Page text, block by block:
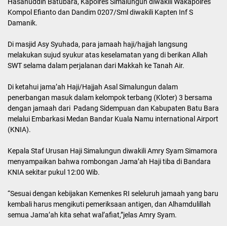
Kompol Efianto dan Dandim 0207/Sml diwakili Kapten Inf S
Damanik.
Di masjid Asy Syuhada, para jamaah haji/hajjah langsung
melakukan sujud syukur atas keselamatan yang di berikan Allah
SWT selama dalam perjalanan dari Makkah ke Tanah Air.
Di ketahui jama’ah Haji/Hajjah Asal Simalungun dalam
penerbangan masuk dalam kelompok terbang (Kloter) 3 bersama
dengan jamaah dari Padang Sidempuan dan Kabupaten Batu Bara
melalui Embarkasi Medan Bandar Kuala Namu international Airport
(KNIA).
Kepala Staf Urusan Haji Simalungun diwakili Amry Syam Simamora
menyampaikan bahwa rombongan Jama’ah Haji tiba di Bandara
KNIA sekitar pukul 12:00 Wib.
“Sesuai dengan kebijakan Kemenkes RI seleluruh jamaah yang baru
kembali harus mengikuti pemeriksaan antigen, dan Alhamdulillah
semua Jama’ah kita sehat wal’afiat,”jelas Amry Syam.